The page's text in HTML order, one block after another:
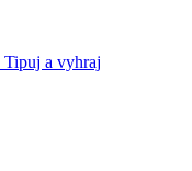
Tipuj a vyhraj